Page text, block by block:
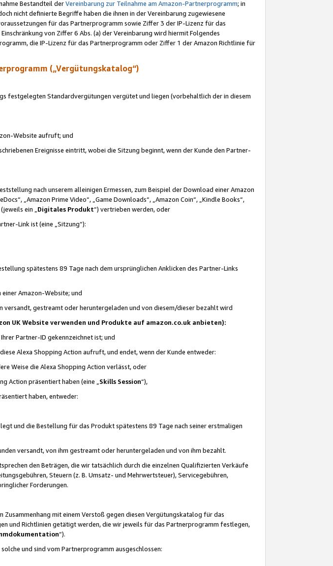
Bestandteil derVereinbarung zur Teilnahme am Amazon-Partnerprogramm; in
nicht definierte Begriffe haben die ihnen in der Vereinbarung zugewiesene
für das Partnerprogramm sowie Ziffer 3 der IP-Lizenz für das
von Ziffer 6 Abs. (a) der Vereinbarung wird hiermit Folgendes
die IP-Lizenz für das Partnerprogramm oder Ziffer 1 der Amazon Richtlinie für
(„Vergütungskatalog“)
festgelegten Standardvergütungen vergütet und liegen (vorbehaltlich der in diesem
Website aufruft; und
Ereignisse eintritt, wobei die Sitzung beginnt, wenn der Kunde den Partner-
nach unserem alleinigen Ermessen, zum Beispiel der Download einer Amazon
„Amazon Prime Video“, „Game Downloads“, „Amazon Coin“, „Kindle Books“,
ein „ Digitales Produkt“) vertrieben werden, oder
Link ist (eine „Sitzung“):
spätestens 89 Tage nach dem ursprünglichen Anklicken des Partner-Links
Amazon-Website; und
gestreamt oder heruntergeladen und von diesem/dieser bezahlt wird
UK Website verwenden und Produkte auf amazon.co.uk anbieten):
Partner-ID gekennzeichnet ist; und
Alexa Shopping Action aufruft, und endet, wenn der Kunde entweder:
Weise die Alexa Shopping Action verlässt, oder
Action präsentiert haben (eine „ Skills Session“),
haben, entweder:
und die Bestellung für das Produkt spätestens 89 Tage nach seiner erstmaligen
versandt, von ihm gestreamt oder heruntergeladen und von ihm bezahlt.
den Beträgen, die wir tatsächlich durch die einzelnen Qualifizierten Verkäufe
Steuern (z. B. Umsatz- und Mehrwertsteuer), Servicegebühren,
Forderungen.
mit einem Verstoß gegen diesen Vergütungskatalog für das
und Richtlinien getätigt werden, die wir jeweils für das Partnerprogramm festlegen,
“).
und sind vom Partnerprogramm ausgeschlossen: